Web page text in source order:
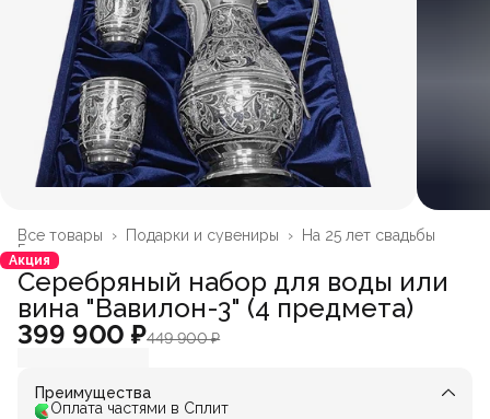
На 25 лет свадьбы
Подарки и сувениры ›
Все товары
›
Главная
Акция
Серебряный набор для воды или
вина "Вавилон-3" (4 предмета)
399 900 ₽449 900 ₽
Преимущества
Оплата частями в Сплит